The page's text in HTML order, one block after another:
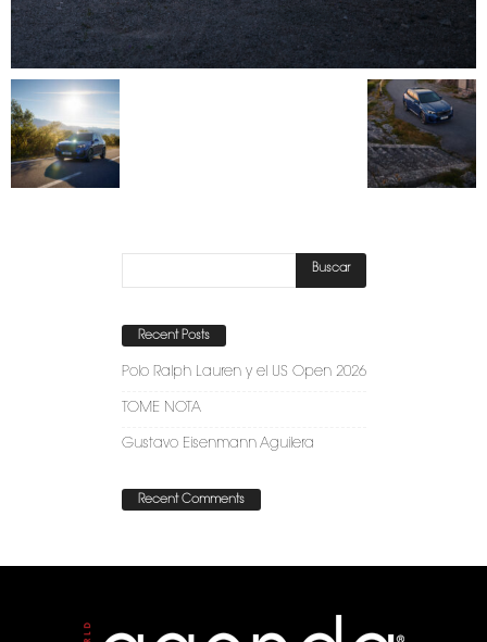
Recent Posts
Polo Ralph Lauren y el US Open 2026
TOME NOTA
Gustavo Eisenmann Aguilera
Recent Comments